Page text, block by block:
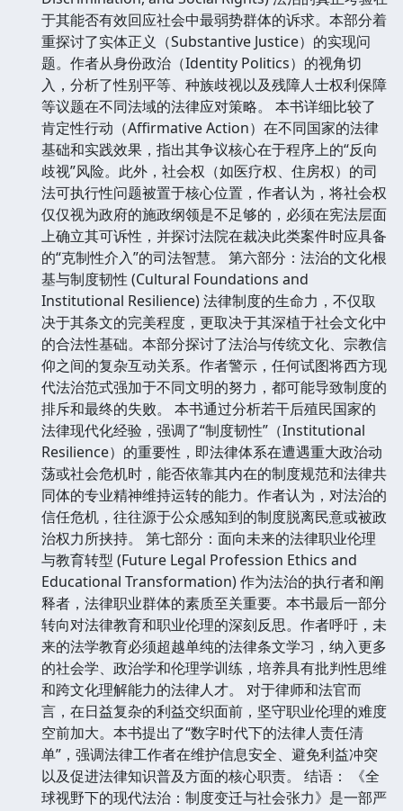
于其能否有效回应社会中最弱势群体的诉求。本部分着
重探讨了实体正义（Substantive Justice）的实现问
题。作者从身份政治（Identity Politics）的视角切
入，分析了性别平等、种族歧视以及残障人士权利保障
等议题在不同法域的法律应对策略。 本书详细比较了
肯定性行动（Affirmative Action）在不同国家的法律
基础和实践效果，指出其争议核心在于程序上的“反向
歧视”风险。此外，社会权（如医疗权、住房权）的司
法可执行性问题被置于核心位置，作者认为，将社会权
仅仅视为政府的施政纲领是不足够的，必须在宪法层面
上确立其可诉性，并探讨法院在裁决此类案件时应具备
的“克制性介入”的司法智慧。 第六部分：法治的文化根
基与制度韧性 (Cultural Foundations and
Institutional Resilience) 法律制度的生命力，不仅取
决于其条文的完美程度，更取决于其深植于社会文化中
的合法性基础。本部分探讨了法治与传统文化、宗教信
仰之间的复杂互动关系。作者警示，任何试图将西方现
代法治范式强加于不同文明的努力，都可能导致制度的
排斥和最终的失败。 本书通过分析若干后殖民国家的
法律现代化经验，强调了“制度韧性”（Institutional
Resilience）的重要性，即法律体系在遭遇重大政治动
荡或社会危机时，能否依靠其内在的制度规范和法律共
同体的专业精神维持运转的能力。作者认为，对法治的
信任危机，往往源于公众感知到的制度脱离民意或被政
治权力所挟持。 第七部分：面向未来的法律职业伦理
与教育转型 (Future Legal Profession Ethics and
Educational Transformation) 作为法治的执行者和阐
释者，法律职业群体的素质至关重要。本书最后一部分
转向对法律教育和职业伦理的深刻反思。作者呼吁，未
来的法学教育必须超越单纯的法律条文学习，纳入更多
的社会学、政治学和伦理学训练，培养具有批判性思维
和跨文化理解能力的法律人才。 对于律师和法官而
言，在日益复杂的利益交织面前，坚守职业伦理的难度
空前加大。本书提出了“数字时代下的法律人责任清
单”，强调法律工作者在维护信息安全、避免利益冲突
以及促进法律知识普及方面的核心职责。 结语： 《全
球视野下的现代法治：制度变迁与社会张力》是一部严